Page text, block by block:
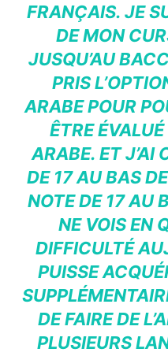
FRANÇAIS. JE
DE MON
JUSQU’AU
PRIS
ARABE POUR
ÊTRE
ARABE. ET J’AI
DE 17 AU BAS
NOTE DE 17 AU
NE VOIS EN
DIFFICULTÉ
PUISSE
DE FAIRE DE
PLUSIEURS